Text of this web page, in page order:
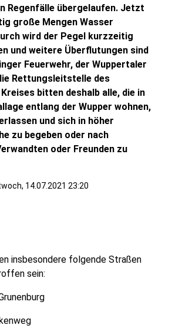
Regenfälle übergelaufen. Jetzt
große Mengen Wasser
wird der Pegel kurzzeitig
und weitere Überflutungen sind
Feuerwehr, der Wuppertaler
Rettungsleitstelle des
bitten deshalb alle, die in
entlang der Wupper wohnen,
und sich in höher
zu begeben oder nach
oder Freunden zu
14.07.2021 23:20
insbesondere folgende Straßen
sein: